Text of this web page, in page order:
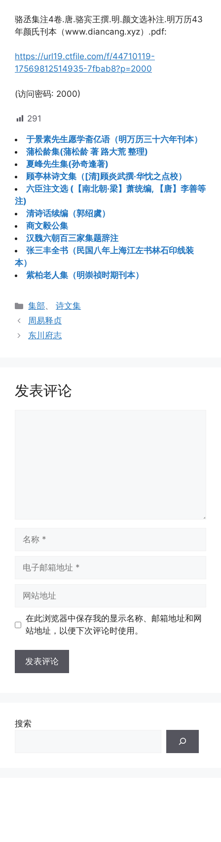
骆丞集注4卷.唐.骆宾王撰.明.颜文选补注.明万历43
年颜氏刊本（www.diancang.xyz）.pdf:
https://url19.ctfile.com/f/44710119-
17569812514935-7fbab8?p=2000
(访问密码: 2000)
291
于景素先生愿学斋亿语（明万历三十六年刊本）
蒲松龄集(蒲松龄 著 路大荒 整理)
夏峰先生集(孙奇逢著)
顾亭林诗文集（[清]顾炎武撰·华忱之点校）
六臣注文选 (【南北朝·梁】萧统编, 【唐】李善等
注)
清诗话续编（郭绍虞）
商文毅公集
汉魏六朝百三家集题辞注
张三丰全书（民国八年上海江左书林石印线装
本）
紫柏老人集（明崇祯时期刊本）
分
类
集部、诗文集
周易释贞
东川府志
发表评论
址
址
在此浏览器中保存我的显示名称、邮箱地址和网
站地址，以便下次评论时使用。
搜索